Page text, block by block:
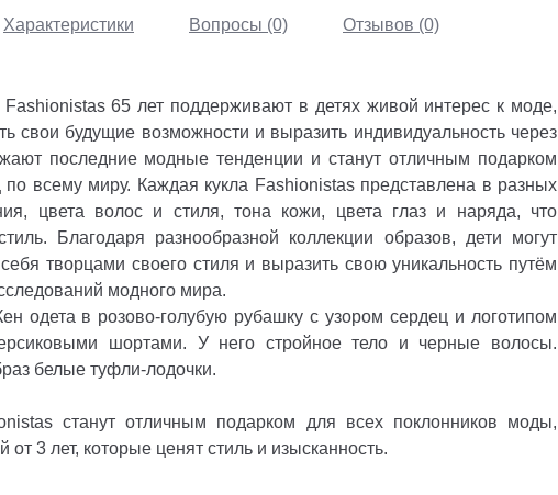
Характеристики Вопросы (0) Отзывов (0)
65 лет поддерживают в детях живой интерес к моде,
свои будущие возможности и выразить индивидуальность через
последние модные тенденции и станут отличным подарком
всему миру. Каждая кукла Fashionistas представлена ​​в разных
цвета волос и стиля, тона кожи, цвета глаз и наряда, что
Благодаря разнообразной коллекции образов, дети могут
творцами своего стиля и выразить свою уникальность путём
модного мира.
одета в розово-голубую рубашку с узором сердец и логотипом
шортами. У него стройное тело и черные волосы.
белые туфли-лодочки.
станут отличным подарком для всех поклонников моды,
от 3 лет, которые ценят стиль и изысканность.